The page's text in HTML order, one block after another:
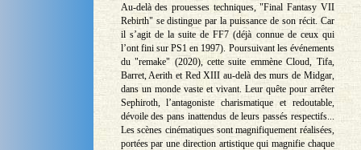
Au-delà des prouesses techniques, "Final Fantasy VII
Rebirth" se distingue par la puissance de son récit. Car
il s’agit de la suite de FF7 (déjà connue de ceux qui
l’ont fini sur PS1 en 1997). Poursuivant les événements
du "remake" (2020), cette suite emmène Cloud, Tifa,
Barret, Aerith et Red XIII au-delà des murs de Midgar,
dans un monde vaste et vivant. Leur quête pour arrêter
Sephiroth, l’antagoniste charismatique et redoutable,
dévoile des pans inattendus de leurs passés respectifs...
Les scènes cinématiques sont magnifiquement réalisées,
portées par une direction artistique qui magnifie chaque